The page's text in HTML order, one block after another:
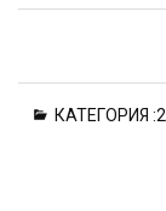
КАТЕГОРИЯ :